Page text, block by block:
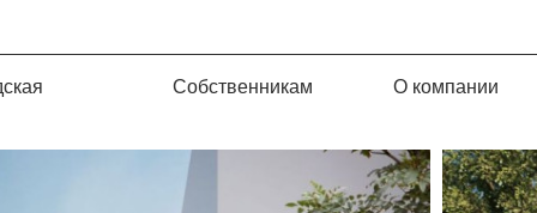
Собственникам О компании